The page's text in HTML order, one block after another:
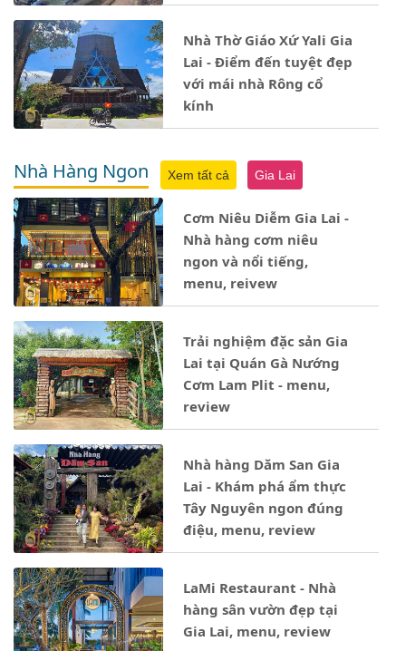
Nhà Thờ Giáo Xứ Yali Gia
Lai - Điểm đến tuyệt đẹp
với mái nhà Rông cổ
kính
Nhà Hàng Ngon Xem tất cả Gia Lai
Cơm Niêu Diễm Gia Lai -
Nhà hàng cơm niêu
ngon và nổi tiếng,
menu, reivew
Trải nghiệm đặc sản Gia
Lai tại Quán Gà Nướng
Cơm Lam Plit - menu,
review
Nhà hàng Dăm San Gia
Lai - Khám phá ẩm thực
Tây Nguyên ngon đúng
điệu, menu, review
LaMi Restaurant - Nhà
hàng sân vườn đẹp tại
Gia Lai, menu, review